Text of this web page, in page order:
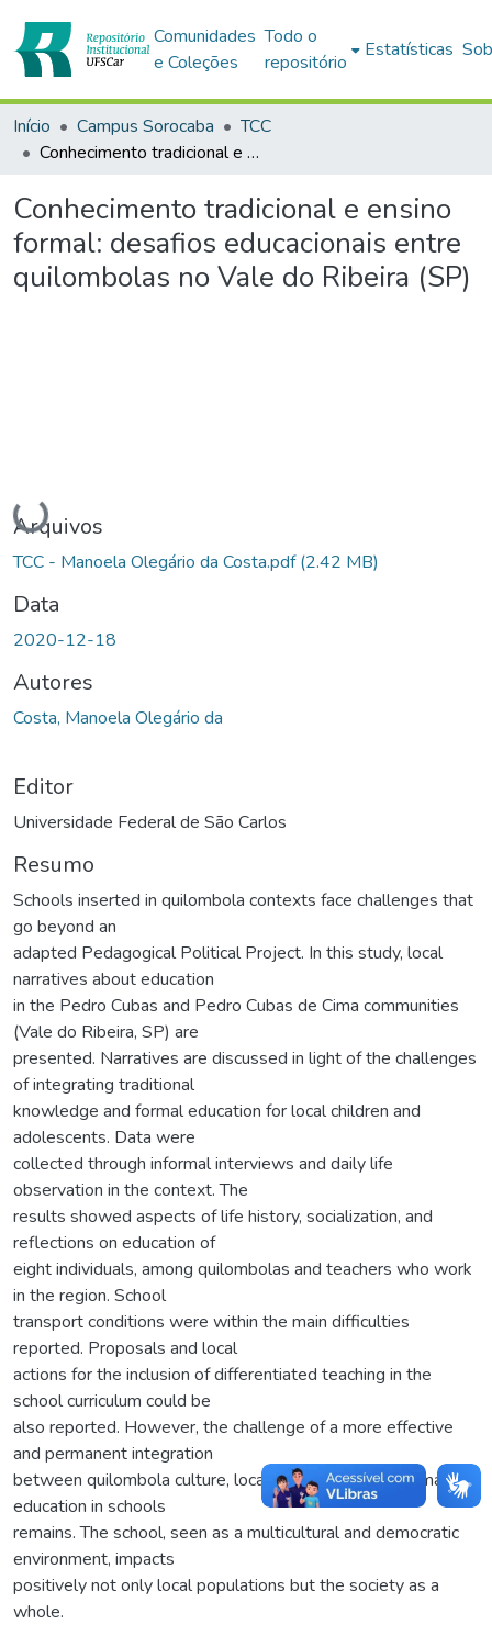
Comunidades
e Coleções
Todo o
repositório
Estatísticas
Início Campus Sorocaba
TCC
Conhecimento tradicional e ensino formal: desafios educacionais entre quilombolas no Vale do Ribeira (SP)
Conhecimento tradicional e ensino
formal: desafios educacionais entre
quilombolas no Vale do Ribeira (SP)
Carregando...
Arquivos
TCC - Manoela Olegário da Costa.pdf(2.42 MB)
Data
2020-12-18
Autores
Costa, Manoela Olegário da
Editor
Universidade Federal de São Carlos
Resumo
Schools inserted in quilombola contexts face challenges that
go beyond an
adapted Pedagogical Political Project. In this study, local
narratives about education
in the Pedro Cubas and Pedro Cubas de Cima communities
(Vale do Ribeira, SP) are
presented. Narratives are discussed in light of the challenges
of integrating traditional
knowledge and formal education for local children and
adolescents. Data were
collected through informal interviews and daily life
observation in the context. The
results showed aspects of life history, socialization, and
reflections on education of
eight individuals, among quilombolas and teachers who work
in the region. School
transport conditions were within the main difficulties
reported. Proposals and local
actions for the inclusion of differentiated teaching in the
school curriculum could be
also reported. However, the challenge of a more effective
and permanent integration
between quilombola culture, local knowledge, and formal
education in schools
remains. The school, seen as a multicultural and democratic
environment, impacts
positively not only local populations but the society as a
whole.